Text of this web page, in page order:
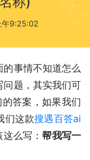
午9:25:02
事情不知道怎么
问题，其实我们可
答案，如果我们
们这款搜遇百答ai
这么写：帮我写一